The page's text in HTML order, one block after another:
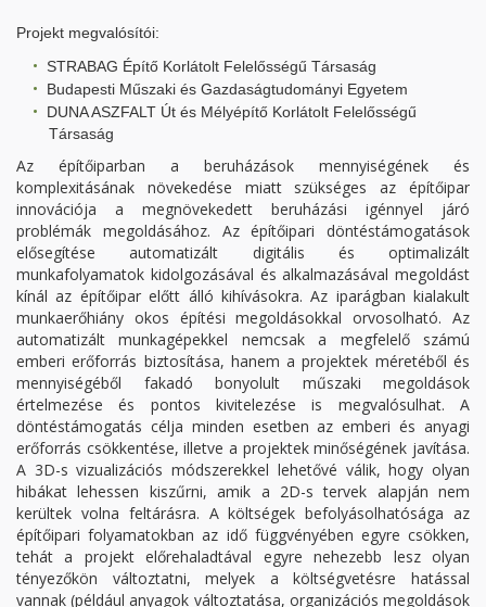
Projekt megvalósítói:
STRABAG Építő Korlátolt Felelősségű Társaság
Budapesti Műszaki és Gazdaságtudományi Egyetem
DUNA ASZFALT Út és Mélyépítő Korlátolt Felelősségű
Társaság
Az építőiparban a beruházások mennyiségének és
komplexitásának növekedése miatt szükséges az építőipar
innovációja a megnövekedett beruházási igénnyel járó
problémák megoldásához. Az építőipari döntéstámogatások
elősegítése automatizált digitális és optimalizált
munkafolyamatok kidolgozásával és alkalmazásával megoldást
kínál az építőipar előtt álló kihívásokra. Az iparágban kialakult
munkaerőhiány okos építési megoldásokkal orvosolható. Az
automatizált munkagépekkel nemcsak a megfelelő számú
emberi erőforrás biztosítása, hanem a projektek méretéből és
mennyiségéből fakadó bonyolult műszaki megoldások
értelmezése és pontos kivitelezése is megvalósulhat. A
döntéstámogatás célja minden esetben az emberi és anyagi
erőforrás csökkentése, illetve a projektek minőségének javítása.
A 3D-s vizualizációs módszerekkel lehetővé válik, hogy olyan
hibákat lehessen kiszűrni, amik a 2D-s tervek alapján nem
kerültek volna feltárásra. A költségek befolyásolhatósága az
építőipari folyamatokban az idő függvényében egyre csökken,
tehát a projekt előrehaladtával egyre nehezebb lesz olyan
tényezőkön változtatni, melyek a költségvetésre hatással
vannak (például anyagok változtatása, organizációs megoldások